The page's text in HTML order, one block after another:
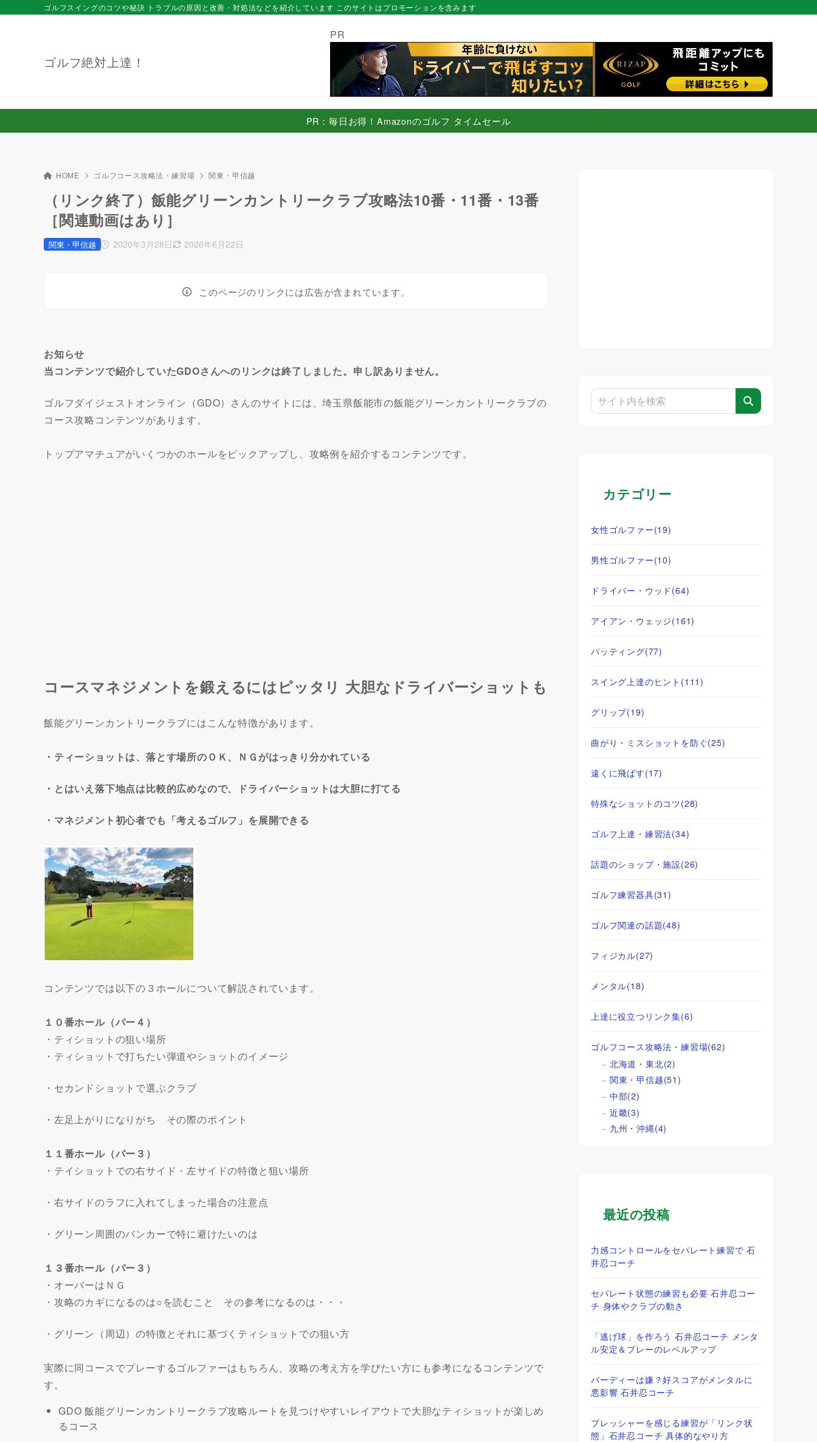
ゴルフ絶対上達！
ゴルフスイングのコツや秘訣 トラブルの原因と改善・対処法などを紹介しています このサイトはプロモーションを含みます
PR
PR：毎日お得！Amazonのゴルフ タイムセール
HOME ゴルフコース攻略法・練習場 関東・甲信越
（リンク終了）飯能グリーンカントリークラブ攻略法10番・11番・13番
［関連動画はあり］
2020年3月28日 2026年6月22日
関東・甲信越
このページのリンクには広告が含まれています。
お知らせ
当コンテンツで紹介していたGDOさんへのリンクは終了しました。申し訳ありません。
ゴルフダイジェストオンライン（GDO）さんのサイトには、埼玉県飯能市の飯能グリーンカントリークラブの
コース攻略コンテンツがあります。
トップアマチュアがいくつかのホールをピックアップし、攻略例を紹介するコンテンツです。
コースマネジメントを鍛えるにはピッタリ 大胆なドライバーショットも
飯能グリーンカントリークラブにはこんな特徴があります。
・ティーショットは、落とす場所のＯＫ、ＮＧがはっきり分かれている
・とはいえ落下地点は比較的広めなので、ドライバーショットは大胆に打てる
・マネジメント初心者でも「考えるゴルフ」を展開できる
コンテンツでは以下の３ホールについて解説されています。
１０番ホール（パー４）
・ティショットの狙い場所
・ティショットで打ちたい弾道やショットのイメージ
・セカンドショットで選ぶクラブ
・左足上がりになりがち その際のポイント
１１番ホール（パー３）
・テイショットでの右サイド・左サイドの特徴と狙い場所
・右サイドのラフに入れてしまった場合の注意点
・グリーン周囲のバンカーで特に避けたいのは
１３番ホール（パー３）
・オーバーはＮＧ
・攻略のカギになるのは○を読むこと その参考になるのは・・・
・グリーン（周辺）の特徴とそれに基づくティショットでの狙い方
実際に同コースでプレーするゴルファーはもちろん、攻略の考え方を学びたい方にも参考になるコンテンツで
す。
GDO 飯能グリーンカントリークラブ攻略ルートを見つけやすいレイアウトで大胆なティショットが楽しめ
るコース
カテゴリー
女性ゴルファー(19)
男性ゴルファー(10)
ドライバー・ウッド (64)
アイアン・ウェッジ(161)
パッティング(77)
スイング上達のヒント (111)
グリップ(19)
曲がり・ミスショットを防ぐ(25)
遠くに飛ばす(17)
特殊なショットのコツ(28)
ゴルフ上達・練習法(34)
話題のショップ・施設(26)
ゴルフ練習器具(31)
ゴルフ関連の話題(48)
フィジカル(27)
メンタル(18)
上達に役立つリンク集(6)
ゴルフコース攻略法・練習場(62)
北海道・東北(2)
関東・甲信越(51)
中部(2)
近畿(3)
九州・沖縄(4)
最近の投稿
力感コントロールをセパレート練習で 石
井忍コーチ
セパレート状態の練習も必要 石井忍コー
チ 身体やクラブの動き
「逃げ球」を作ろう 石井忍コーチ メンタ
ル安定＆プレーのレベルアップ
バーディーは嫌？好スコアがメンタルに
悪影響 石井忍コーチ
プレッシャーを感じる練習が「リンク状
態」石井忍コーチ 具体的なやり方